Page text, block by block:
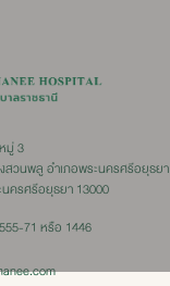
มู่ 3
สวนพลู อำเภอพระนครศรีอยุธยา
ครศรีอยุธยา 13000
71 หรือ 1446